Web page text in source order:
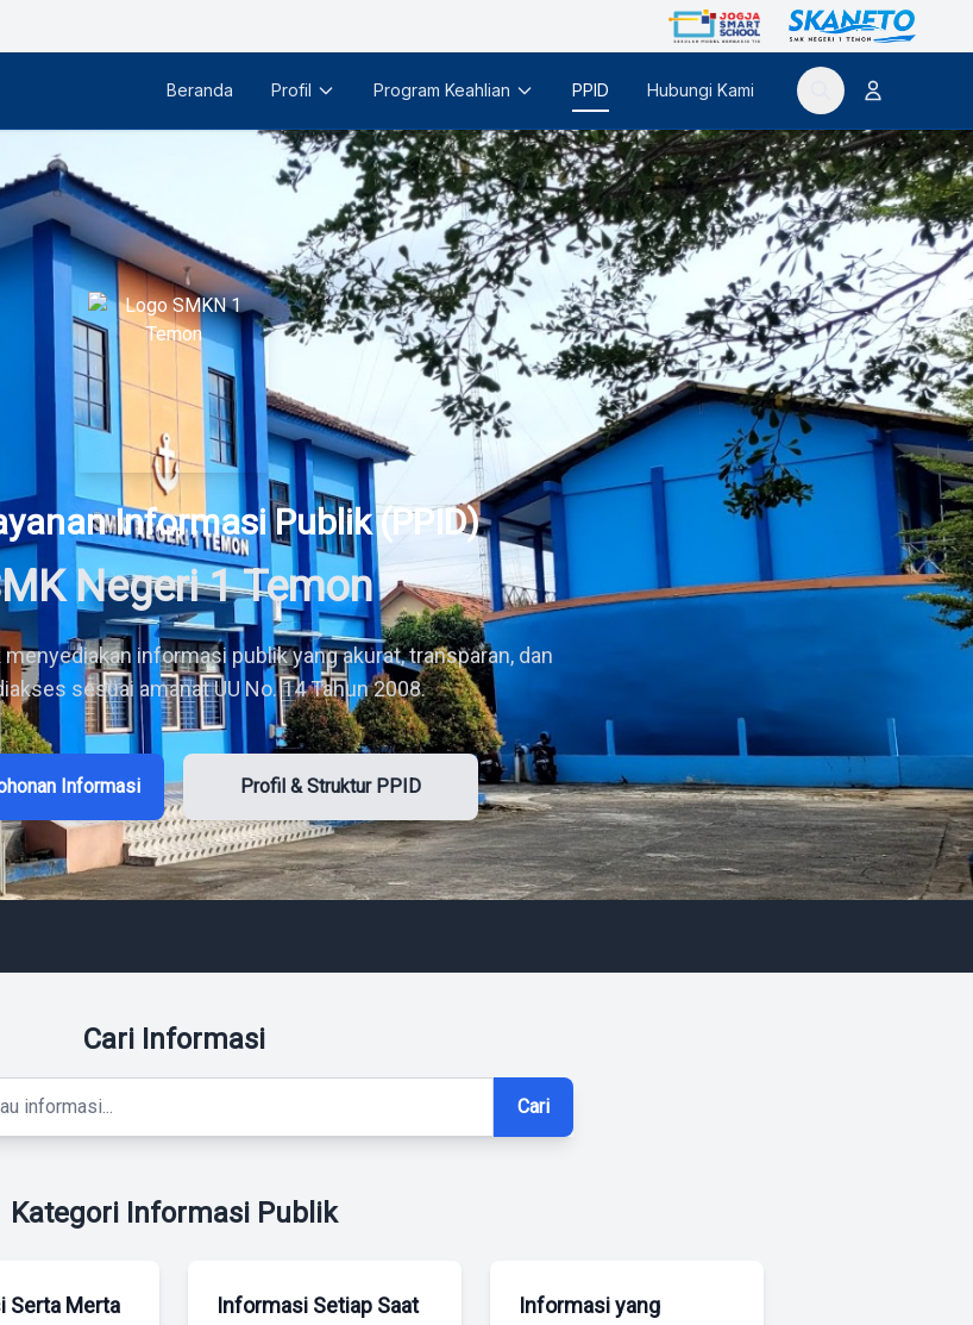
Beranda Profil Program Keahlian PPID Hubungi Kami
Informasi Publik (PPID)
Negeri 1 Temon
informasi publik yang akurat, transparan, dan
sesuai amanat UU No. 14 Tahun 2008.
Informasi Profil & Struktur PPID
Cari Informasi
Cari
Kategori Informasi Publik
Serta Merta Informasi Setiap Saat
Informasi yang